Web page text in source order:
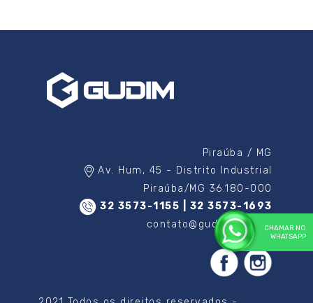
Piraúba / MG
Av. Hum, 45 - Distrito Industrial
Piraúba/MG 36.180-000
32 3573-1155 | 32 3573-1693
contato@gudim.com.brCHAMAR NO
WHATSAPP